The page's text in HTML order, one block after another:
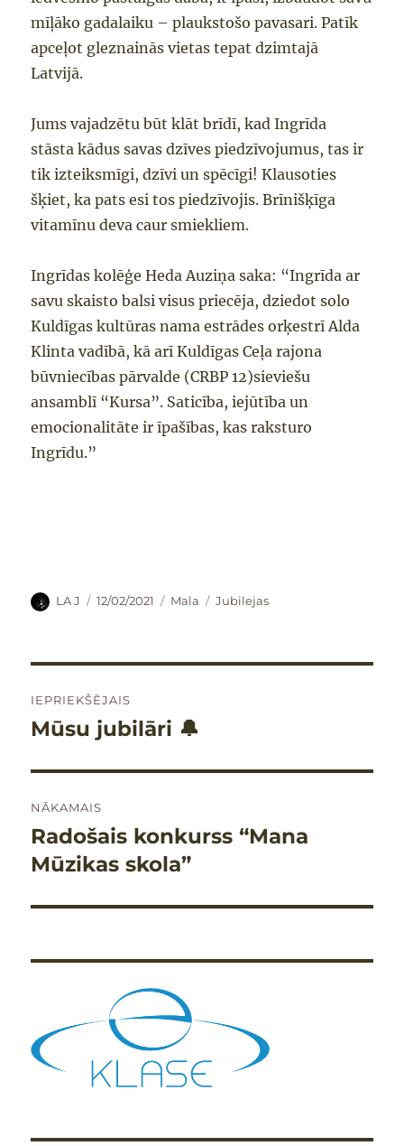
mīļāko gadalaiku – plaukstošo pavasari. Patīk
apceļot gleznainās vietas tepat dzimtajā
Latvijā.
Jums vajadzētu būt klāt brīdī, kad Ingrīda
stāsta kādus savas dzīves piedzīvojumus, tas ir
tikizteiksmīgi, dzīvi un spēcīgi! Klausoties
šķiet, kapats esi tos piedzīvojis. Brīnišķīga
vitamīnu deva caur smiekliem.
Ingrīdas kolēģe Heda Auziņa saka: “Ingrīda ar
savu skaisto balsi visus priecēja, dziedot solo
Kuldīgas kultūras nama estrādes orķestrī Alda
Klinta vadībā, kā arī Kuldīgas Ceļa rajona
būvniecības pārvalde (CRBP 12)sieviešu
ansamblī “Kursa”. Saticība, iejūtība un
emocionalitāte ir īpašības, kas raksturo
Ingrīdu.”
Autors
LA J Publicēts
12/02/2021 Formāts
Mala Kategorijas
Jubilejas
izvēlne
IEPRIEKŠĒJAIS
Iepriekšējais
Mūsu jubilāri 🔔
NĀKAMAIS
Nākamais
raksts:
Radošais konkurss “Mana
Mūzikas skola”